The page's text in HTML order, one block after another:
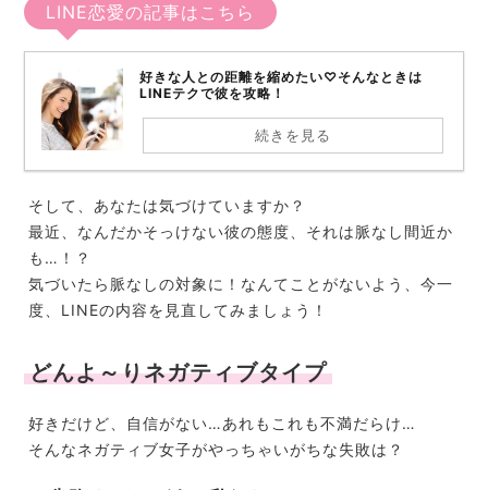
LINE恋愛の記事はこちら
好きな人との距離を縮めたい♡そんなときは
LINEテクで彼を攻略！
続きを見る
そして、あなたは気づけていますか？
最近、なんだかそっけない彼の態度、それは脈なし間近か
も…！？
気づいたら脈なしの対象に！なんてことがないよう、今一
度、LINEの内容を見直してみましょう！
どんよ～りネガティブタイプ
好きだけど、自信がない…あれもこれも不満だらけ…
そんなネガティブ女子がやっちゃいがちな失敗は？